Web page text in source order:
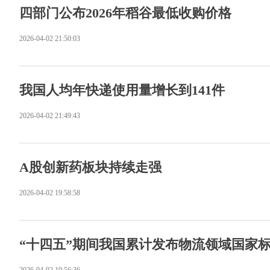
四部门公布2026年稻谷最低收购价格
2026-04-02 21:50:03
我国人均年快递使用量增长到141件
2026-04-02 21:49:43
A股创新药板块持续走强
2026-04-02 19:58:58
“十四五”期间我国累计发布物流领域国家